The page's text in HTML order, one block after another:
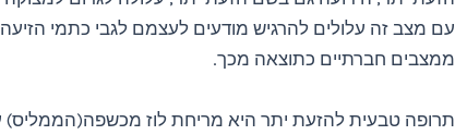
עם מצב זה עלולים להרגיש מודעים לעצמם לגבי כתמי
ממצבים חברתיים כתוצאה מכך.
תרופה טבעית להזעת יתר היא מריחת לוז מכשפה(הממליס)